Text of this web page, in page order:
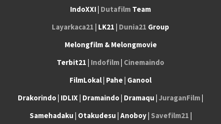
IndoXXI | Dutafilm Team
Layarkaca21 | LK21 | Dunia21 Group
Melongfilm & Melongmovie
Terbit21 | Indofilm| Cinemaindo
FilmLokal | Pahe | Ganool
Drakorindo | IDLIX | Dramaindo | Dramaqu | JuraganFilm|
Samehadaku | Otakudesu | Anoboy | Savefilm21 |